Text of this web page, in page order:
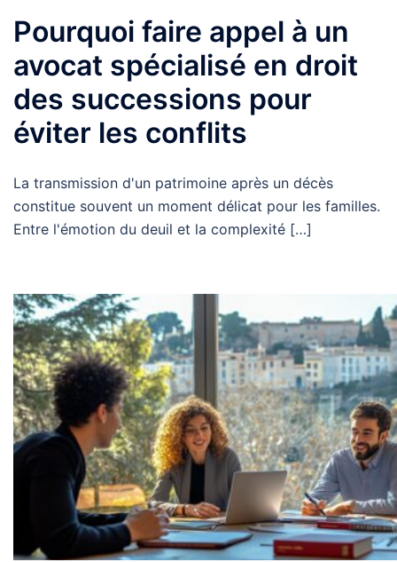
Pourquoi faire appel à un
avocat spécialisé en droit
des successions pour
éviter les conflits
La transmission d'un patrimoine après un décès
constitue souvent un moment délicat pour les familles.
Entre l'émotion du deuil et la complexité […]